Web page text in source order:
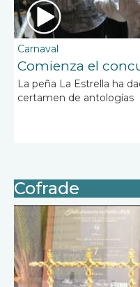
Carnaval
Comienza el
La peña La Estrella ha
certamen de antologías
Cofrade